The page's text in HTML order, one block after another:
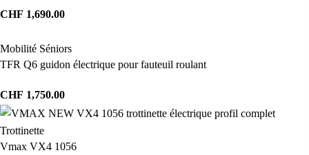
CHF 1,690.00
Mobilité Séniors
TFR Q6 guidon électrique pour fauteuil roulant
CHF 1,750.00
Trottinette
Vmax VX4 1056